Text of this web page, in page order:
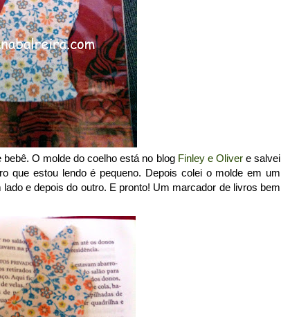
O molde do coelho está no blog Finley e Olivere salvei
que estou lendo é pequeno. Depois colei o molde em um
e depois do outro. E pronto! Um marcador de livros bem